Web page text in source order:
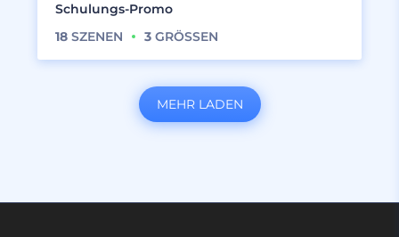
Schulungs-Promo
18 SZENEN 3 GRÖSSEN
MEHR LADEN